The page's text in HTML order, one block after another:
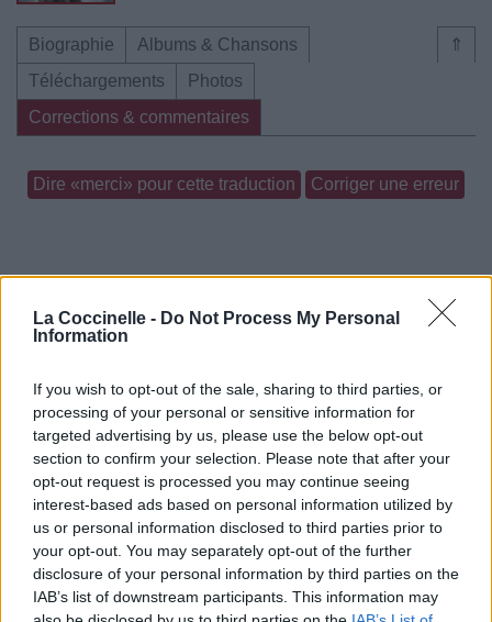
La Coccinelle - Do Not Process My Personal
Information
If you wish to opt-out of the sale, sharing to third parties, or
processing of your personal or sensitive information for
targeted advertising by us, please use the below opt-out
section to confirm your selection. Please note that after your
opt-out request is processed you may continue seeing
interest-based ads based on personal information utilized by
us or personal information disclosed to third parties prior to
your opt-out. You may separately opt-out of the further
disclosure of your personal information by third parties on the
IAB’s list of downstream participants. This information may
⇑
Biographie
Albums & Chansons
Téléchargements
Photos
Corrections & commentaires
Dire «merci» pour cette traduction Corriger une erreur